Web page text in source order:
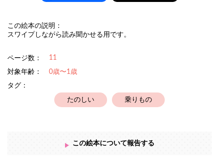
この絵本の説明：
スワイプしながら読み聞かせる用です。
ページ数： 11
対象年齢：
0歳〜1歳
タグ：
たのしい 乗りもの
この絵本について報告する